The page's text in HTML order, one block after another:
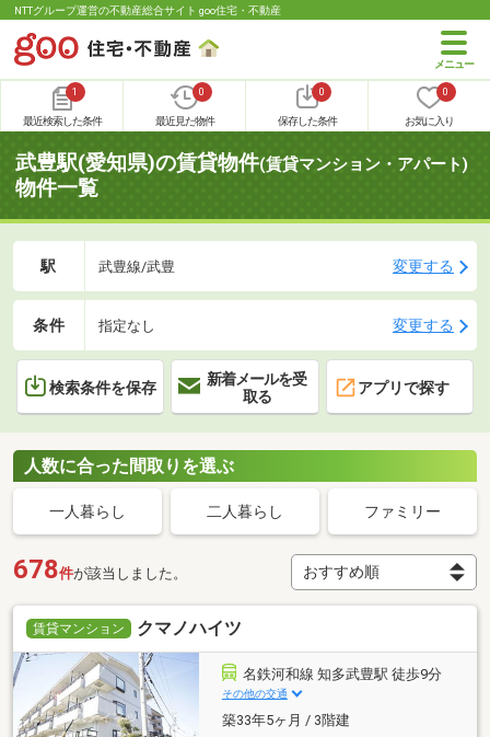
NTTグループ運営の不動産総合サイト goo住宅・不動産
1
最近検索した条件
0
最近見た物件
0
保存した条件
0
お気に入り
武豊駅(愛知県)の賃貸物件(賃貸マンション・アパート)
物件一覧
駅 武豊線/武豊 変更する
条件 指定なし 変更する
検索条件を保存
新着メールを受
取る
アプリで探す
人数に合った間取りを選ぶ
一人暮らし 二人暮らし ファミリー
678件が該当しました。
賃貸マンション クマノハイツ
名鉄河和線 知多武豊駅 徒歩9分
その他の交通
築33年5ヶ月 / 3階建